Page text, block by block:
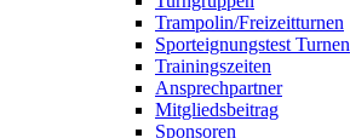
Trampolin/Freizeitturnen
Sporteignungstest Turnen
Trainingszeiten
Ansprechpartner
Mitgliedsbeitrag
Sponsoren